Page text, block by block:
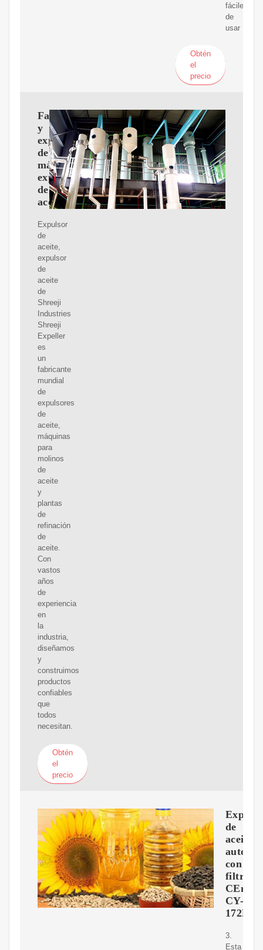
fáciles
de
usar
Obtén
el
precio
Fabricantes
y
exportadores
de
máquinas
expulsoras
de
aceite
Expulsor
de
aceite,
expulsor
de
aceite
de
Shreeji
Industries
Shreeji
Expeller
es
un
fabricante
mundial
de
expulsores
de
aceite,
máquinas
para
molinos
de
aceite
y
plantas
de
refinación
de
aceite.
Con
vastos
años
de
experiencia
en
la
industria,
diseñamos
y
construimos
productos
confiables
que
todos
necesitan.
Obtén
el
precio
de
aceite
con
filtro
CY-
172B
3.
Esta